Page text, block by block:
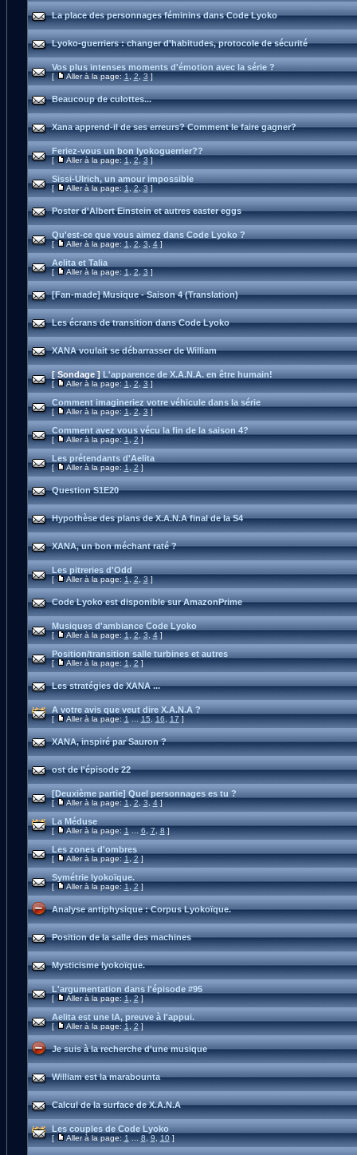
La place des personnages féminins dans Code Lyoko
Lyoko-guerriers : changer d'habitudes, protocole de sécurité
Vos plus intenses moments d'émotion avec la série ?
[ Aller à la page:1,2,3]
Beaucoup de culottes...
Xana apprend-il de ses erreurs? Comment le faire gagner?
Feriez-vous un bon lyokoguerrier??
[ Aller à la page:1,2,3]
Sissi-Ulrich, un amour impossible
[ Aller à la page:1,2,3]
Poster d'Albert Einstein et autres easter eggs
Qu'est-ce que vous aimez dans Code Lyoko ?
[ Aller à la page:1,2,3,4]
Aelita et Talia
[ Aller à la page:1,2,3]
[Fan-made] Musique - Saison 4 (Translation)
Les écrans de transition dans Code Lyoko
XANA voulait se débarrasser de William
[ Sondage ] L'apparence de X.A.N.A. en être humain!
[ Aller à la page:1,2,3]
Comment imagineriez votre véhicule dans la série
[ Aller à la page:1,2,3]
Comment avez vous vécu la fin de la saison 4?
[ Aller à la page:1,2]
Les prétendants d'Aelita
[ Aller à la page:1,2]
Question S1E20
Hypothèse des plans de X.A.N.A final de la S4
XANA, un bon méchant raté ?
Les pitreries d'Odd
[ Aller à la page:1,2,3]
Code Lyoko est disponible sur AmazonPrime
Musiques d'ambiance Code Lyoko
[ Aller à la page:1,2,3,4]
Position/transition salle turbines et autres
[ Aller à la page:1,2]
Les stratégies de XANA ...
A votre avis que veut dire X.A.N.A ?
[ Aller à la page:1...15,16,17]
XANA, inspiré par Sauron ?
ost de l'épisode 22
[Deuxième partie] Quel personnages es tu ?
[ Aller à la page:1,2,3,4]
La Méduse
[ Aller à la page:1...6,7,8]
Les zones d'ombres
[ Aller à la page:1,2]
Symétrie lyokoïque.
[ Aller à la page:1,2]
Analyse antiphysique : Corpus Lyokoïque.
Position de la salle des machines
Mysticisme lyokoïque.
L'argumentation dans l'épisode #95
[ Aller à la page:1,2]
Aelita est une IA, preuve à l'appui.
[ Aller à la page:1,2]
Je suis à la recherche d'une musique
William est la marabounta
Calcul de la surface de X.A.N.A
Les couples de Code Lyoko
[ Aller à la page:1...8,9,10]